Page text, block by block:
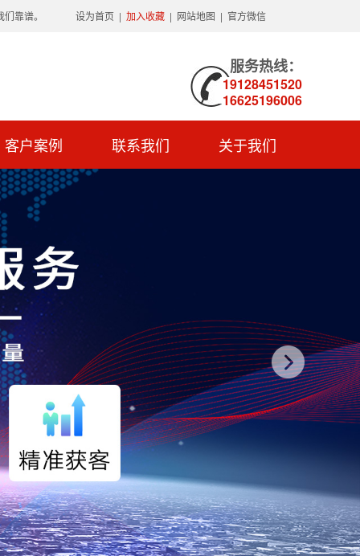
靠谱。 设为首页 | 加入收藏 | 网站地图 | 官方微信
服务热线：
19128451520
16625196006
客户案例 联系我们 关于我们